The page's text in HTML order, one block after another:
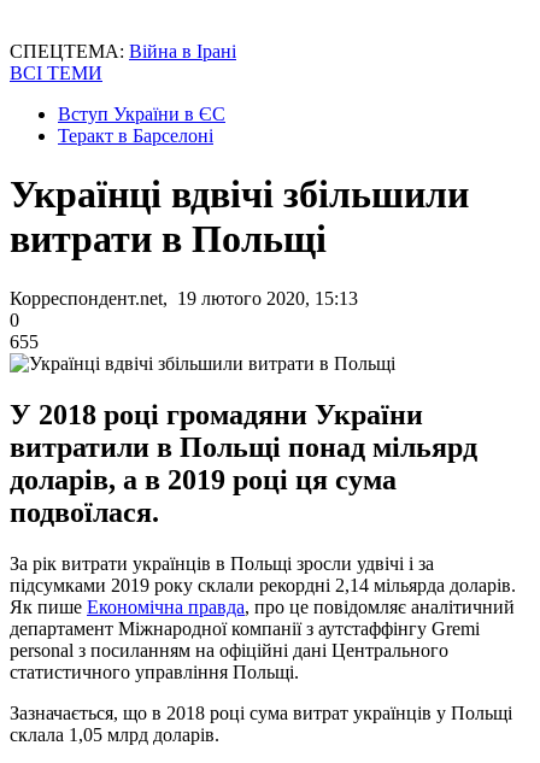
СПЕЦТЕМА: Війна в Ірані
ВСІ ТЕМИ
Вступ України в ЄС
Теракт в Барселоні
Українці вдвічі збільшили
витрати в Польщі
Корреспондент.net, 19 лютого 2020, 15:13
0
655
У 2018 році громадяни України
витратили в Польщі понад мільярд
доларів, а в 2019 році ця сума
подвоїлася.
За рік витрати українців в Польщі зросли удвічі і за
підсумками 2019 року склали рекордні 2,14 мільярда доларів.
Як пише Економічна правда, про це повідомляє аналітичний
департамент Міжнародної компанії з аутстаффінгу Gremi
personal з посиланням на офіційні дані Центрального
статистичного управління Польщі.
Зазначається, що в 2018 році сума витрат українців у Польщі
склала 1,05 млрд доларів.